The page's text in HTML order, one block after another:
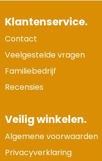
Klantenservice.
Contact
Veelgestelde vragen
Familiebedrijf
Recensies
Veilig winkelen.
Algemene voorwaarden
Privacyverklaring